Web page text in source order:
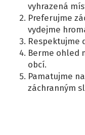
vyhrazená
Preferujme
vydejme
Respektujme
Berme ohled
obcí.
Pamatujme
záchranným